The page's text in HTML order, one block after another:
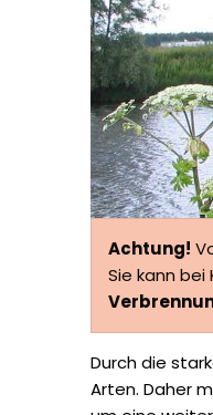
Achtung!
Sie kann
Durch die
Arten. Daher